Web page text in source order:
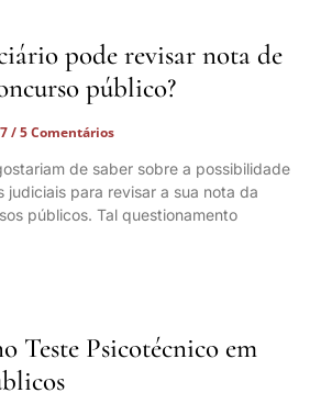
pode revisar nota de
público?
5 Comentários
de saber sobre a possibilidade
judiciais para revisar a sua nota da
públicos. Tal questionamento
Teste Psicotécnico em